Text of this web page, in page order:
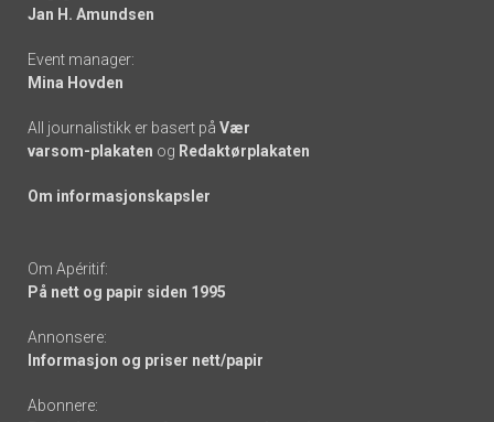
Jan H. Amundsen
Event manager:
Mina Hovden
All journalistikk er basert på Vær
varsom-plakaten og Redaktørplakaten
Om informasjonskapsler
Om Apéritif:
På nett og papir siden 1995
Annonsere:
Informasjon og priser nett/papir
Abonnere: